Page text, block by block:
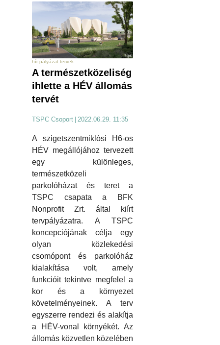
hír pályázat tervek
A természetközeliség
ihlette a HÉV állomás
tervét
TSPC Csoport 2022.06.29. 11:35
A szigetszentmiklósi H6-os
HÉV megállójához tervezett
egy különleges,
természetközeli
parkolóházat és teret a
TSPC csapata a BFK
Nonprofit Zrt. által kiírt
tervpályázatra. A TSPC
koncepciójának célja egy
olyan közlekedési
csomópont és parkolóház
kialakítása volt, amely
funkcióit tekintve megfelel a
kor és a környezet
követelményeinek. A terv
egyszerre rendezi és alakítja
a HÉV-vonal környékét. Az
állomás közvetlen közelében